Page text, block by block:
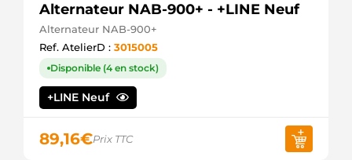
Alternateur NAB-900+ - +LINE Neuf
Alternateur NAB-900+
Ref. AtelierD : 3015005
Disponible (4 en stock)
+LINE Neuf
89,16€Prix TTC